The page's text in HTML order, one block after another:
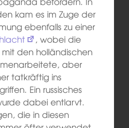
kam es im Zuge der
ebenfalls zu einer
, wobei die
mit den holländischen
aber
tatkräftig ins
Ein russisches
dabei entlarvt.
die in diesen